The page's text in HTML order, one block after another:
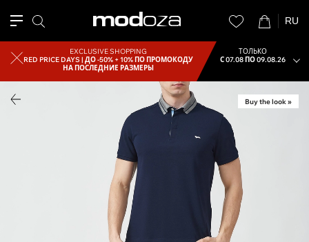
RU
EXCLUSIVE SHOPPING
RED PRICE DAYS |ДО -50% + 10% ПО ПРОМОКОДУ
НА ПОСЛЕДНИЕ РАЗМЕРЫ
ТОЛЬКО
С 07.08 ПО 09.08.26
Buy the look »